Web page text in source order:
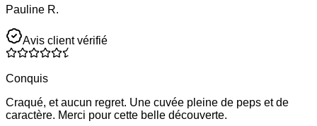
Pauline R.
Avis client vérifié
Conquis
Craqué, et aucun regret. Une cuvée pleine de peps et de
caractère. Merci pour cette belle découverte.